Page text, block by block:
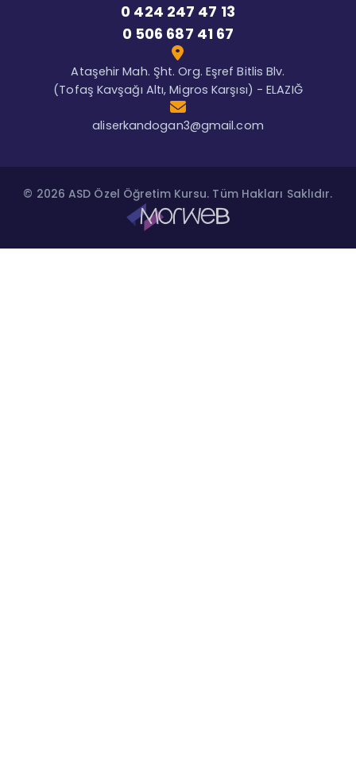
0 424 247 47 13
0 506 687 41 67
Ataşehir Mah. Şht. Org. Eşref Bitlis Blv.
(Tofaş Kavşağı Altı, Migros Karşısı) - ELAZIĞ
aliserkandogan3@gmail.com
© 2026 ASD Özel Öğretim Kursu. Tüm Hakları Saklıdır.